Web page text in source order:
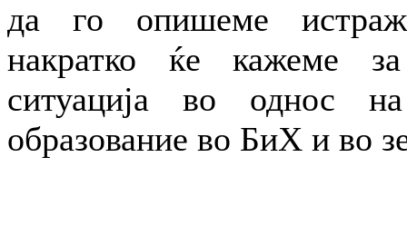
да го опишеме
накратко ќе кажеме за
ситуација во однос на
образование во БиХ и во